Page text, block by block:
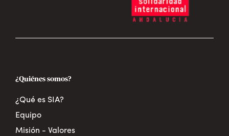
¿Quiénes somos?
¿Qué es SIA?
Equipo
Misión - Valores